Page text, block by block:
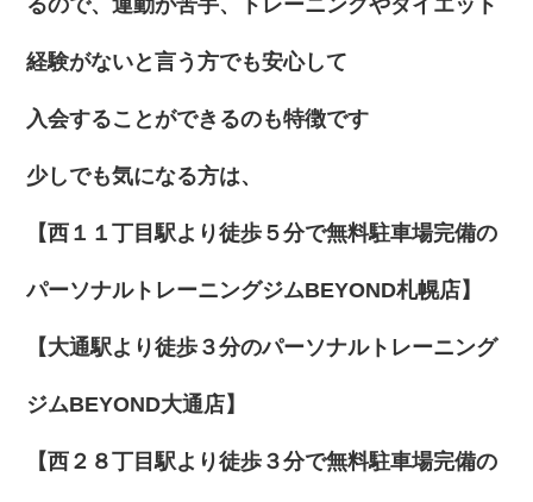
経験がないと言う方でも安心して
入会することができるのも特徴です
少しでも気になる方は、
【西１１丁目駅より徒歩５分で無料駐車場完備の
パーソナルトレーニングジムBEYOND札幌店】
【大通駅より徒歩３分のパーソナルトレーニング
ジムBEYOND大通店】
【西２８丁目駅より徒歩３分で無料駐車場完備の